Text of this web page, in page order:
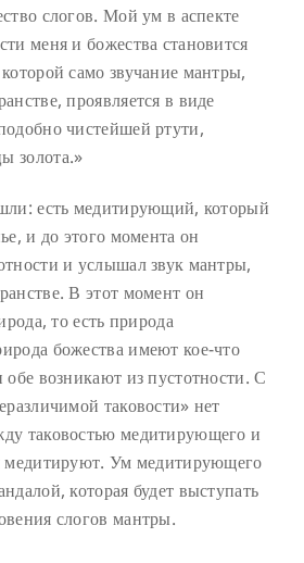
слогов. Мой ум в аспекте
меня и божества становится
само звучание мантры,
проявляется в виде
чистейшей ртути,
золота.»
есть медитирующий, который
и до этого момента он
и услышал звук мантры,
В этот момент он
то есть природа
божества имеют кое-что
возникают из пустотности. С
таковости» нет
таковостью медитирующего и
медитируют. Ум медитирующего
которая будет выступать
слогов мантры.